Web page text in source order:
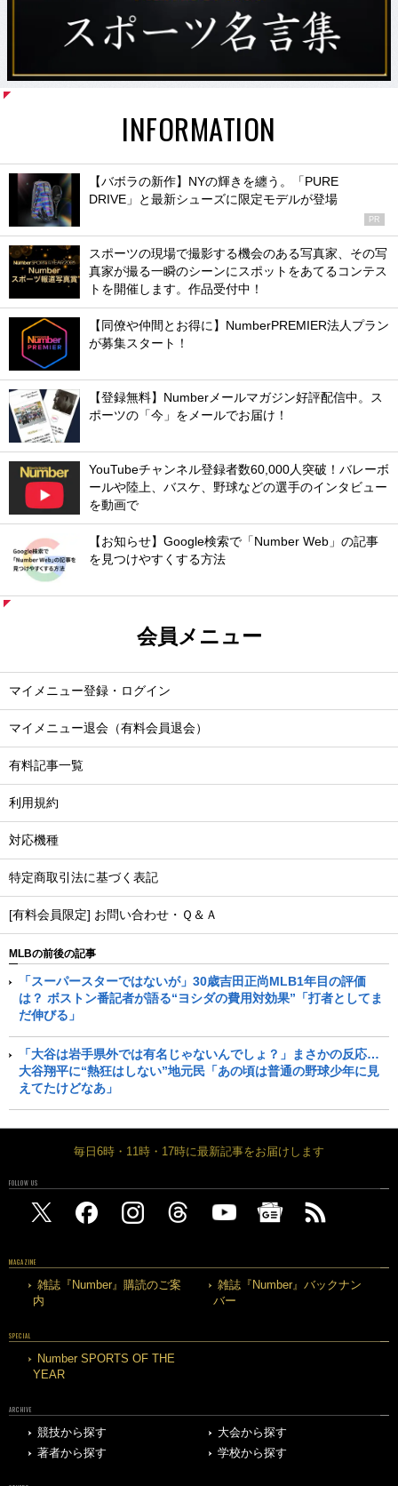
INFORMATION
【バボラの新作】NYの輝きを纏う。「PURE
DRIVE」と最新シューズに限定モデルが登場
PR
スポーツの現場で撮影する機会のある写真家、その写
真家が撮る一瞬のシーンにスポットをあてるコンテス
トを開催します。作品受付中！
【同僚や仲間とお得に】NumberPREMIER法人プラン
が募集スタート！
【登録無料】Numberメールマガジン好評配信中。ス
ポーツの「今」をメールでお届け！
YouTubeチャンネル登録者数60,000人突破！バレーボ
ールや陸上、バスケ、野球などの選手のインタビュー
を動画で
【お知らせ】Google検索で「Number Web」の記事
を見つけやすくする方法
会員メニュー
マイメニュー登録・ログイン
マイメニュー退会（有料会員退会）
有料記事一覧
利用規約
対応機種
特定商取引法に基づく表記
[有料会員限定] お問い合わせ・Ｑ＆Ａ
MLBの前後の記事
「スーパースターではないが」30歳吉田正尚MLB1年目の評価
は？ ボストン番記者が語る“ヨシダの費用対効果”「打者としてま
だ伸びる」
「大谷は岩手県外では有名じゃないんでしょ？」まさかの反応…
大谷翔平に“熱狂はしない”地元民「あの頃は普通の野球少年に見
えてたけどなあ」
毎日6時・11時・17時に最新記事をお届けします
FOLLOW US
MAGAZINE
雑誌『Number』購読のご案
内
雑誌『Number』バックナン
バー
SPECIAL
Number SPORTS OF THE
YEAR
ARCHIVE
競技から探す
大会から探す
著者から探す
学校から探す